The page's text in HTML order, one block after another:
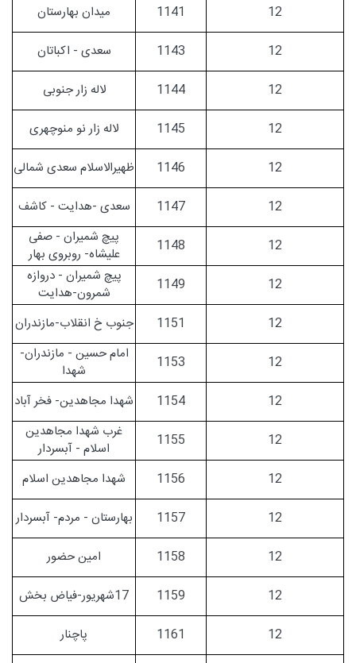
12
1141
میدان بهارستان
12
1143
سعدی - اکباتان
12
1144
لاله زار جنوبی
12
1145
لاله زار نو منوچهری
12
1146
ظهیرالاسلام سعدی شمالی
12
1147
سعدی -هدایت - کاشف
12
1148
پیچ شمیران - صفی
علیشاه- روبروی بهار
12
1149
پیچ شمیران - دروازه
شمرون-هدایت
12
1151
جنوب خ انقلاب-مازندران
12
1153
امام حسین - مازندران-
شهدا
12
1154
شهدا مجاهدین- فخر آباد
12
1155
غرب شهدا مجاهدین
اسلام - آبسردار
12
1156
شهدا مجاهدین اسلام
12
1157
بهارستان - مردم- آبسردار
12
1158
امین حضور
12
1159
17شهریور-فیاض بخش
12
1161
پاچنار